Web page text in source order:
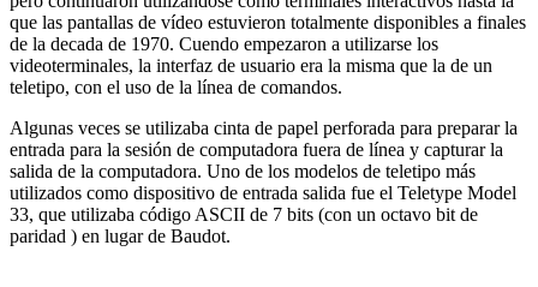
que las pantallas de vídeo estuvieron totalmente disponibles a finales
de la decada de 1970. Cuendo empezaron a utilizarse los
videoterminales, la interfaz de usuario era la misma que la de un
teletipo, con el uso de la línea de comandos.
Algunas veces se utilizaba cinta de papel perforada para preparar la
entrada para la sesión de computadora fuera de línea y capturar la
salida de la computadora. Uno de los modelos de teletipo más
utilizados como dispositivo de entrada salida fue el Teletype Model
33, que utilizaba código ASCII de 7 bits (con un octavo bit de
paridad ) en lugar de Baudot.